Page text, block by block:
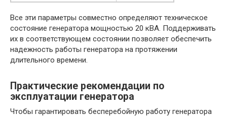
Все эти параметры совместно определяют техническое
состояние генератора мощностью 20 кВА. Поддерживать
их в соответствующем состоянии позволяет обеспечить
надежность работы генератора на протяжении
длительного времени.
Практические рекомендации по
эксплуатации генератора
Чтобы гарантировать бесперебойную работу генератора